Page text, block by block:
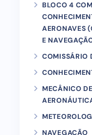
BLOCO 4
AERONAVES
E
COMISSÁRIO
MECÂNICO
NAVEGAÇÃO